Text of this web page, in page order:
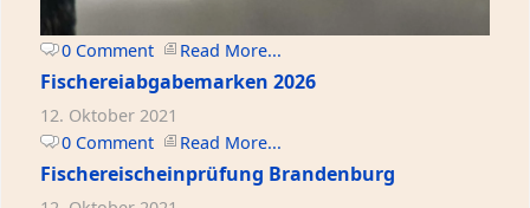
0 Comment Read More...
Fischereiabgabemarken 2026
12. Oktober 2021
0 Comment
Read More...
Fischereischeinprüfung Brandenburg